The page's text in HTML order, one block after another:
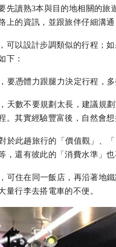
先讀熟3本與目的地相關的旅
上的資訊，並跟旅伴仔細溝通
可以設計步調類似的行程；
下：
要憑體力跟腿力決定行程，
天數不要規劃太長，建議規
。其實經驗豐富後，自然會
於此趟旅行的「價值觀」、
，還有彼此的「消費水準」也
可住在同一飯店，再沿著地
量行李去搭電車的不便。